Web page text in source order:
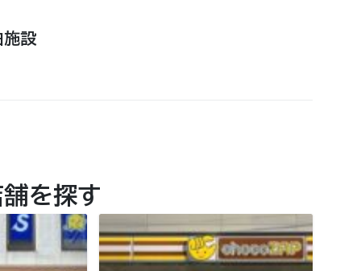
施設
を探す